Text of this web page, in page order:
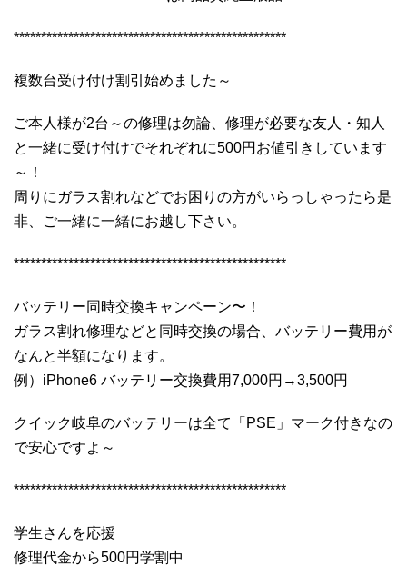
**************************************************
複数台受け付け割引始めました～
ご本人様が2台～の修理は勿論、修理が必要な友人・知人
と一緒に受け付けでそれぞれに500円お値引きしています
～！
周りにガラス割れなどでお困りの方がいらっしゃったら是
非、ご一緒に一緒にお越し下さい。
**************************************************
バッテリー同時交換キャンペーン〜！
ガラス割れ修理などと同時交換の場合、バッテリー費用が
なんと半額になります。
例）iPhone6 バッテリー交換費用7,000円→3,500円
クイック岐阜のバッテリーは全て「PSE」マーク付きなの
で安心ですよ～
**************************************************
学生さんを応援
修理代金から500円学割中